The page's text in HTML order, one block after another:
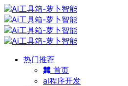
热门推荐
首页
ai程序开发